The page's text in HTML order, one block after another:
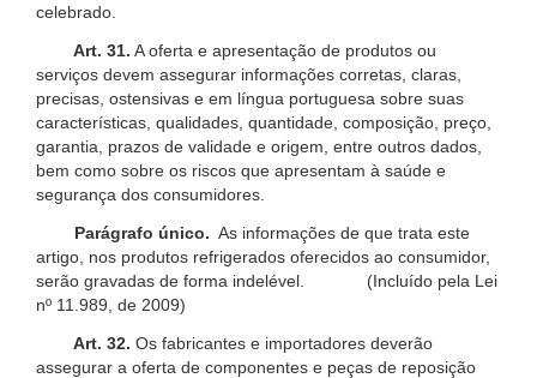
celebrado.
Art. 31. A oferta e apresentação de produtos ou
serviços devem assegurar informações corretas, claras,
precisas, ostensivas e em língua portuguesa sobre suas
características, qualidades, quantidade, composição, preço,
garantia, prazos de validade e origem, entre outros dados,
bem como sobre os riscos que apresentam à saúde e
segurança dos consumidores.
Parágrafo único. As informações de que trata este
artigo, nos produtos refrigerados oferecidos ao consumidor,
serão gravadas de forma indelével. (Incluído pela Lei
nº 11.989, de 2009)
Art. 32. Os fabricantes e importadores deverão
assegurar a oferta de componentes e peças de reposição